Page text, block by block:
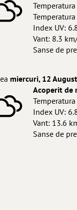
Index UV:
Vant: 8.3
Sanse de
miercuri, 12
Acoperit de
Index UV:
Vant: 13.6
Sanse de